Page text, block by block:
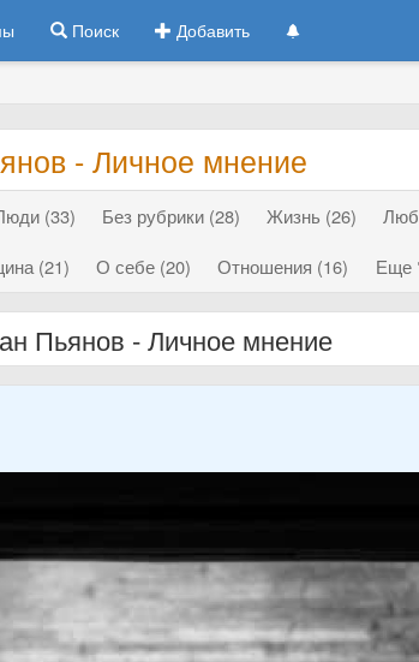
Поиск Добавить
- Личное мнение
(33) Без рубрики (28) Жизнь (26)
(21)
О себе (20) Отношения (16) Еще
Пьянов - Личное мнение